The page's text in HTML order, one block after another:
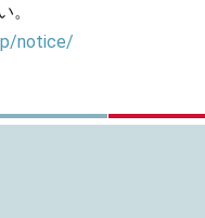
。
notice/